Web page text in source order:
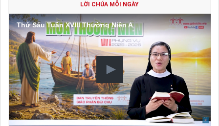
LỜI CHÚA MỖI NGÀY
Thứ Sáu Tuần XVIII Thường Niên A